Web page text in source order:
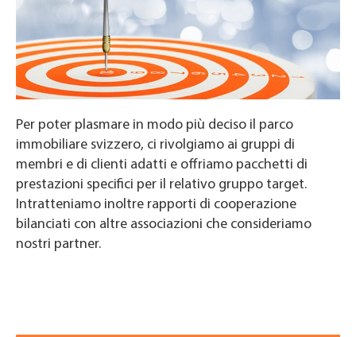
Per poter plasmare in modo più deciso il parco
immobiliare svizzero, ci rivolgiamo ai gruppi di
membri e di clienti adatti e offriamo pacchetti di
prestazioni specifici per il relativo gruppo target.
Intratteniamo inoltre rapporti di cooperazione
bilanciati con altre associazioni che consideriamo
nostri partner.